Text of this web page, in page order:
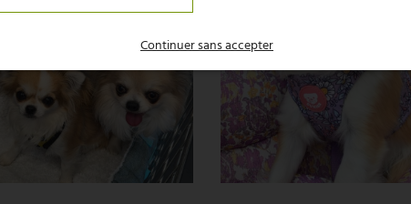
Continuer sans accepter